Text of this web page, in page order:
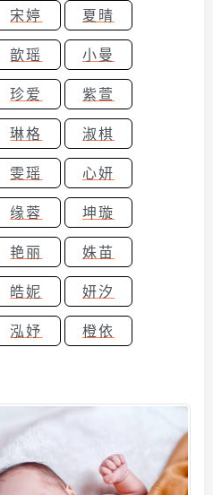
宋婷
夏晴
歆瑶
小曼
珍爱
紫萱
琳格
淑棋
雯瑶
心妍
缘蓉
坤璇
艳丽
姝苗
皓妮
妍汐
泓妤
橙依